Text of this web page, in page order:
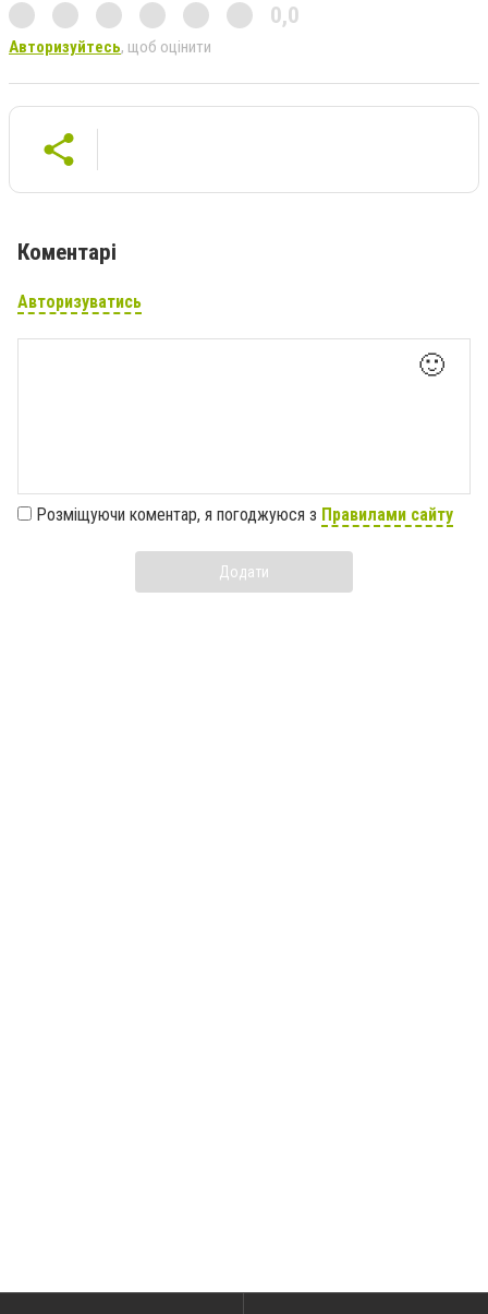
0,0
Авторизуйтесь, щоб оцінити
Коментарі
Авторизуватись
🙂
Розміщуючи коментар, я погоджуюся з Правилами сайту
Додати